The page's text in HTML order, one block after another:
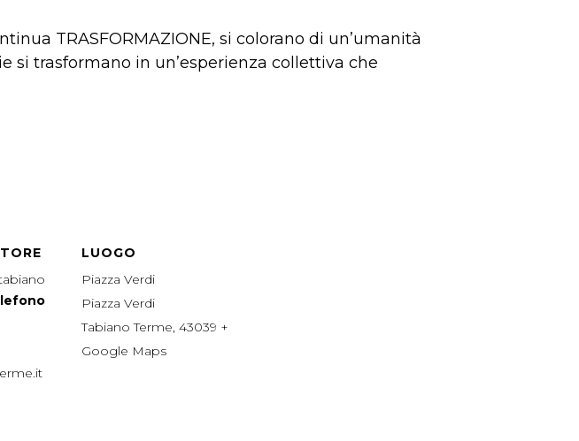
TRASFORMAZIONE, si colorano di un’umanità
si trasformano in un’esperienza collettiva che
LUOGO
Piazza Verdi
Piazza Verdi
Tabiano Terme, 43039 +
Google Maps